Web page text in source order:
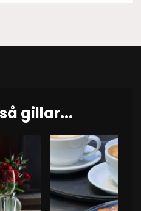
gillar...